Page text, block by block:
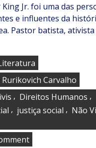
Jr. foi uma das
e influentes da
Pastor batista,
Carvalho
, Direitos Humanos ,
, justiça social , Não
on